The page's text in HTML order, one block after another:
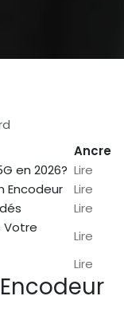
Ancre
en 2026? Lire
Encodeur
Lire
Lire
Votre
Lire
Lire